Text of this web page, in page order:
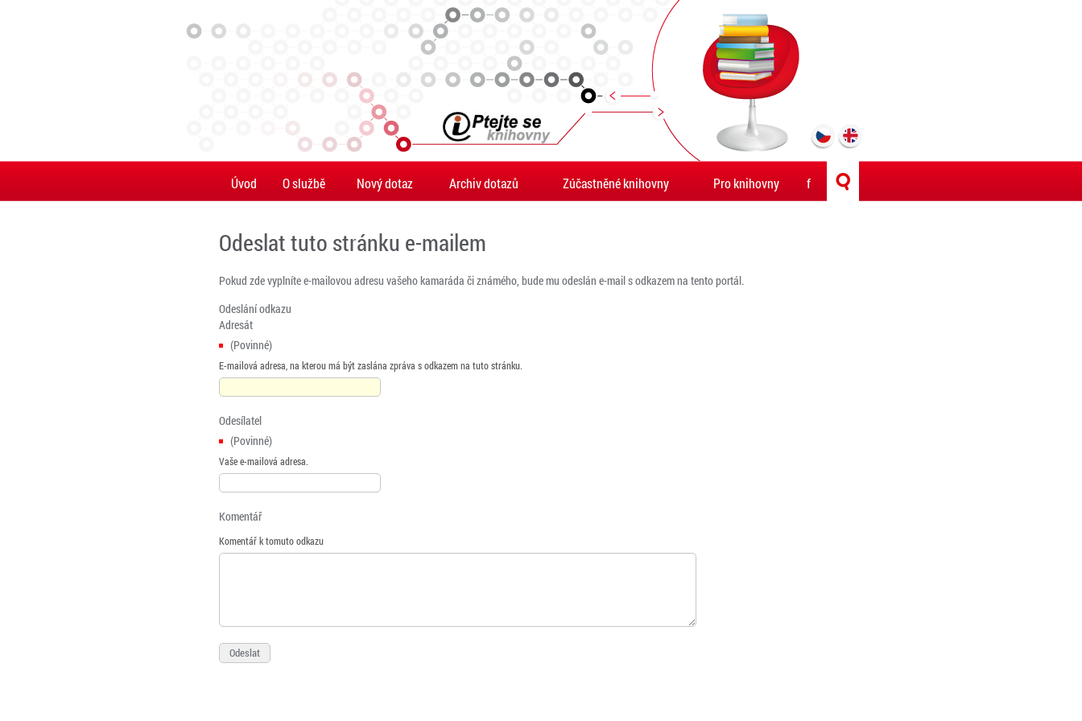
Úvod O službě Nový dotaz Archiv dotazů Zúčastněné knihovny Pro knihovny f
Odeslat tuto stránku e-mailem
Pokud zde vyplníte e-mailovou adresu vašeho kamaráda či známého, bude mu odeslán e-mail s odkazem na tento portál.
Odeslání odkazu
Adresát
(Povinné)
E-mailová adresa, na kterou má být zaslána zpráva s odkazem na tuto stránku.
Odesílatel
(Povinné)
Vaše e-mailová adresa.
Komentář
Komentář k tomuto odkazu